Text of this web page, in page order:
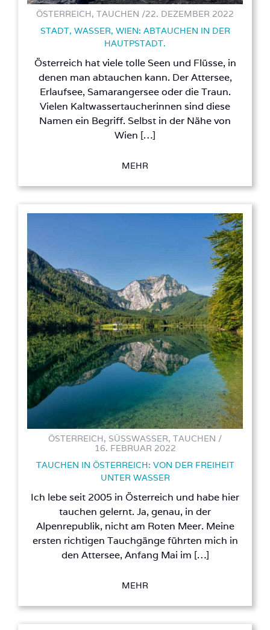
ÖSTERREICH, TAUCHEN /22. DEZEMBER 2022
STADT, WASSER, WIEN: ABTAUCHEN IN DER
HAUTPSTADT.
Österreich hat viele tolle Seen und Flüsse, in
denen man abtauchen kann. Der Attersee,
Erlaufsee, Samarangersee oder die Traun.
Vielen Kaltwassertaucherinnen sind diese
Namen ein Begriff. Selbst in der Nähe von
Wien […]
MEHR
ÖSTERREICH, SÜSSWASSER, TAUCHEN /
16. FEBRUAR 2022
TAUCHEN IN ÖSTERREICH: VON DER FREIHEIT
UNTER WASSER
Ich lebe seit 2005 in Österreich und habe hier
tauchen gelernt. Ja, genau, in der
Alpenrepublik, nicht am Roten Meer. Meine
ersten richtigen Tauchgänge führten mich in
den Attersee, Anfang Mai im […]
MEHR